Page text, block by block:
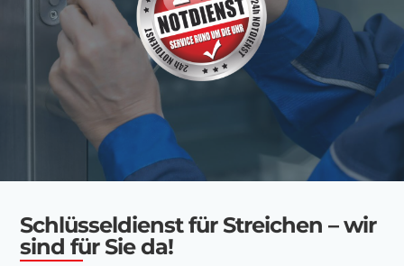
Schlüsseldienst für Streichen – wir
sind für Sie da!